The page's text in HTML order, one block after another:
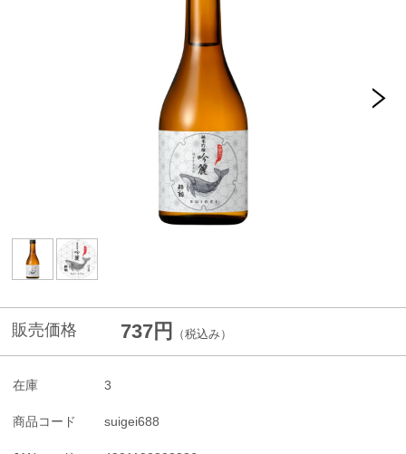
販売価格 737円 （税込み）
在庫 3
商品コード suigei688